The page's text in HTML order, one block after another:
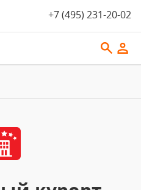
+7 (495) 231-20-02